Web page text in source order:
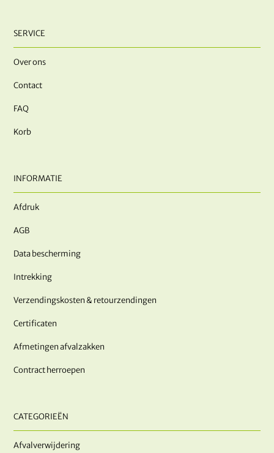
SERVICE
Over ons
Contact
FAQ
Korb
INFORMATIE
Afdruk
AGB
Data bescherming
Intrekking
Verzendingskosten & retourzendingen
Certificaten
Afmetingen afvalzakken
Contract herroepen
CATEGORIEËN
Afvalverwijdering